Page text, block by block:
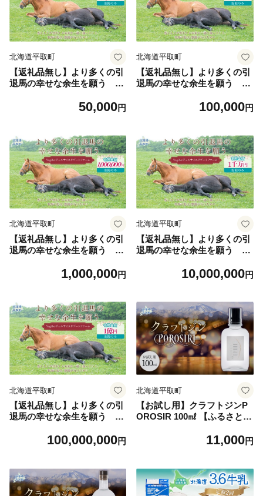
北海道平取町
【返礼品無し】より多くの引
退馬の幸せな余生を願う Yo
ァーム（5万円コース）【ふ
馬 高齢馬 養老牧場 北海道 平
取町 びらとり 送料無料】BR
TV024-04
50,000円
北海道平取町
【返礼品無し】より多くの引
退馬の幸せな余生を願う Yo
ァーム（10万円コース）【ふ
馬 高齢馬 養老牧場 北海道 平
取町 びらとり 送料無料】BR
TV024-05
100,000円
北海道平取町
【返礼品無し】より多くの引
退馬の幸せな余生を願う Yo
ァーム（100万円コース）
引退馬 高齢馬 養老牧場 北海
道 平取町 びらとり 送料無
料】BRTV024-06
1,000,000円
北海道平取町
【返礼品無し】より多くの引
退馬の幸せな余生を願う Yo
ァーム（1,000万円コース）
引退馬 高齢馬 養老牧場 北海
道 平取町 びらとり 送料無
料】BRTV024-07
10,000,000円
北海道平取町
【返礼品無し】より多くの引
退馬の幸せな余生を願う Yo
ァーム（1億円コース）【ふ
馬 高齢馬 養老牧場 北海道 平
取町 送料無料】BRTV024-08
100,000,000円
北海道平取町
【お試し用】クラフトジンP
OROSIR 100㎖ 【ふるさと納
酒 お酒 ご当地 ジン クラフト
Q012
11,000円